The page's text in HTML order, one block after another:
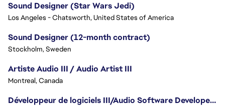
Sound Designer (Star Wars Jedi)
Los Angeles - Chatsworth, United States of America
Sound Designer (12-month contract)
Stockholm, Sweden
Artiste Audio III / Audio Artist III
Montreal, Canada
Développeur de logiciels III/Audio Software Developer III - Battlefield